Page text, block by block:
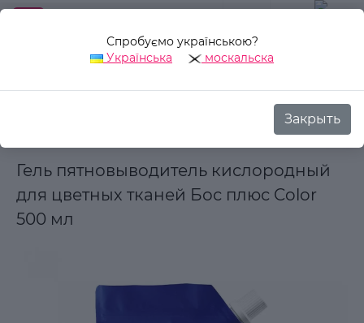
Бытовая химия
Спробуємо українською?
Українська
москальска
Закрыть
Гель пятновыводитель кислородный
для цветных тканей Бос плюс Color
500 мл